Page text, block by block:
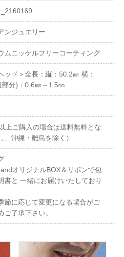
ンジュエリー
ニッケルフリーコーティング
ッド＞全長：縦：50.2㎜ 横：
分)：0.6㎜～1.5㎜
上ご購入の場合は送料無料とな
、沖縄・離島を除く）
オリジナルBOX＆リボンで包
書と 一緒にお届けいたしており
節に応じて変更になる場合がご
ご了承下さい。